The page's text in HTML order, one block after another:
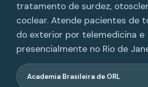
tratamento de surdez,
coclear. Atende pacientes de
do exterior por telemedicina e
presencialmente no Rio de
Academia Brasileira de ORL